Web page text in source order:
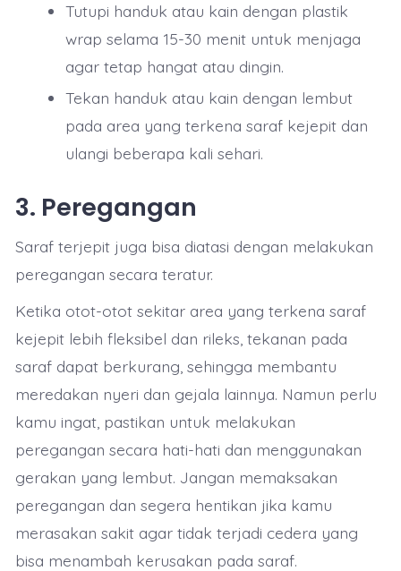
Tutupi handuk atau kain dengan plastik
wrap selama 15-30 menit untuk menjaga
agar tetap hangat atau dingin.
Tekan handuk atau kain dengan lembut
pada area yang terkena saraf kejepit dan
ulangi beberapa kali sehari.
3. Peregangan
Saraf terjepit juga bisa diatasi dengan melakukan
peregangan secara teratur.
Ketika otot-otot sekitar area yang terkena saraf
kejepit lebih fleksibel dan rileks, tekanan pada
saraf dapat berkurang, sehingga membantu
meredakan nyeri dan gejala lainnya. Namun perlu
kamu ingat, pastikan untuk melakukan
peregangan secara hati-hati dan menggunakan
gerakan yang lembut. Jangan memaksakan
peregangan dan segera hentikan jika kamu
merasakan sakit agar tidak terjadi cedera yang
bisa menambah kerusakan pada saraf.